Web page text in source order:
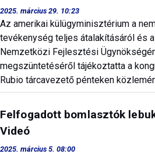
2025. március 29. 10:23
Az amerikai külügyminisztérium a
tevékenység teljes átalakításáról és
Nemzetközi Fejlesztési
megszüntetéséről tájékoztatta a
Rubio tárcavezető pénteken
Felfogadott bomlasztók
Videó
2025. március 5. 08:00